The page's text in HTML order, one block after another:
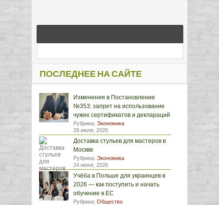
ПОСЛЕДНЕЕ НА САЙТЕ
Изменения в Постановление
№353: запрет на использование
чужих сертификатов и деклараций
Рубрика: Экономика
28 июля, 2026
Доставка стульев для мастеров в
Москве
Рубрика: Экономика
24 июня, 2026
Учёба в Польше для украинцев в
2026 — как поступить и начать
обучение в ЕС
Рубрика: Общество